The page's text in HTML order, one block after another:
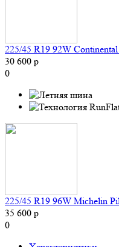
225/45 R19 92W
30 600 р
0
225/45 R19 96W Michelin
35 600 р
0